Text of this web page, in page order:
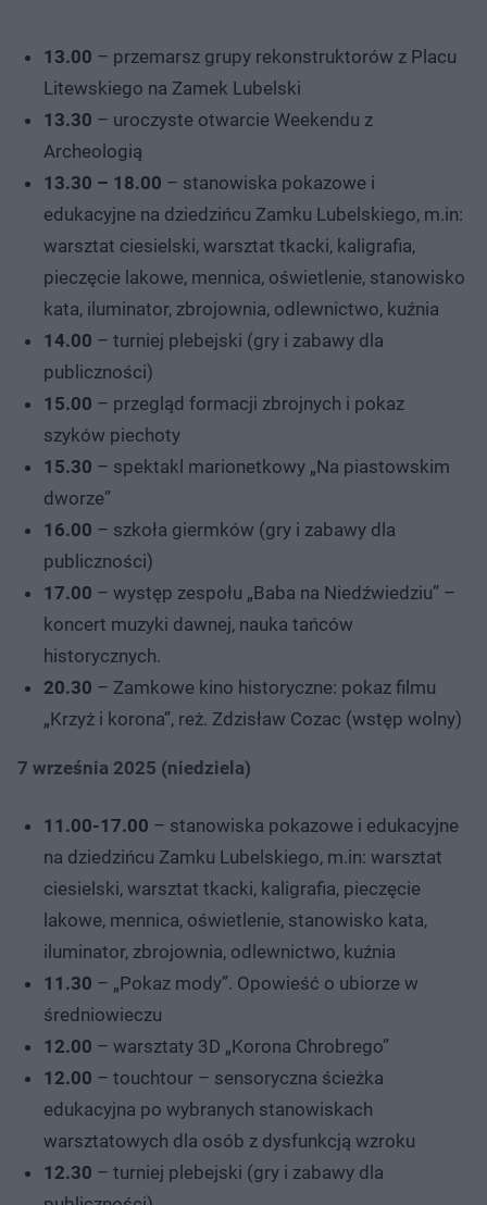
13.00 – przemarsz grupy rekonstruktorów z Placu
Litewskiego na Zamek Lubelski
13.30 – uroczyste otwarcie Weekendu z
Archeologią
13.30 – 18.00 – stanowiska pokazowe i
edukacyjne na dziedzińcu Zamku Lubelskiego, m.in:
warsztat ciesielski, warsztat tkacki, kaligrafia,
pieczęcie lakowe, mennica, oświetlenie, stanowisko
kata, iluminator, zbrojownia, odlewnictwo, kuźnia
14.00 – turniej plebejski (gry i zabawy dla
publiczności)
15.00 – przegląd formacji zbrojnych i pokaz
szyków piechoty
15.30 – spektakl marionetkowy „Na piastowskim
dworze”
16.00 – szkoła giermków (gry i zabawy dla
publiczności)
17.00 – występ zespołu „Baba na Niedźwiedziu” –
koncert muzyki dawnej, nauka tańców
historycznych.
20.30 – Zamkowe kino historyczne: pokaz filmu
„Krzyż i korona”, reż. Zdzisław Cozac (wstęp wolny)
7 września 2025 (niedziela)
11.00-17.00 – stanowiska pokazowe i edukacyjne
na dziedzińcu Zamku Lubelskiego, m.in: warsztat
ciesielski, warsztat tkacki, kaligrafia, pieczęcie
lakowe, mennica, oświetlenie, stanowisko kata,
iluminator, zbrojownia, odlewnictwo, kuźnia
11.30 – „Pokaz mody”. Opowieść o ubiorze w
średniowieczu
12.00 – warsztaty 3D „Korona Chrobrego”
12.00 – touchtour – sensoryczna ścieżka
edukacyjna po wybranych stanowiskach
warsztatowych dla osób z dysfunkcją wzroku
12.30 – turniej plebejski (gry i zabawy dla